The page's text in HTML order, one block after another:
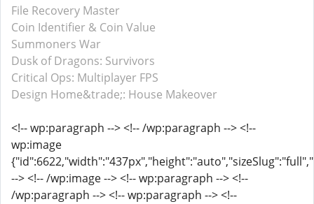
File Recovery Master
Coin Identifier & Coin Value
Summoners War
Dusk of Dragons: Survivors
Critical Ops: Multiplayer FPS
Design Home&trade;: House Makeover
<!-- wp:paragraph --> <!-- /wp:paragraph --> <!--
wp:image
--> <!-- /wp:image --> <!-- wp:paragraph --> <!--
/wp:paragraph --> <!-- wp:paragraph --> <!--